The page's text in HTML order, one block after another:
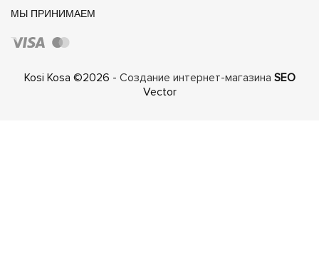
МЫ ПРИНИМАЕМ
Kosi Kosa ©2026 - Создание интернет-магазина SEO
Vector